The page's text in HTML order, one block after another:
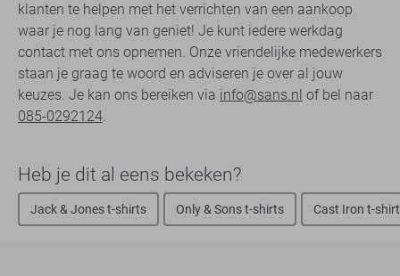
klanten te helpen met het verrichten van een aankoop
waar je nog lang van geniet! Je kunt iedere werkdag
contact met ons opnemen. Onze vriendelijke medewerkers
staan je graag te woord en adviseren je over al jouw
keuzes. Je kan ons bereiken via info@sans.nl of bel naar
085-0292124.
Heb je dit al eens bekeken?
Jack & Jones t-shirts Only & Sons t-shirts Cast Iron t-